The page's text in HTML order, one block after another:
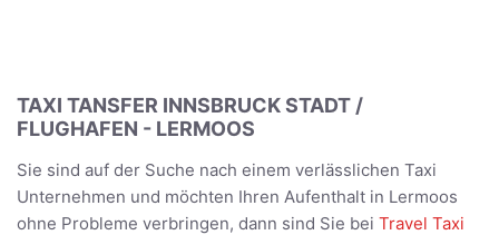
TAXI TANSFER INNSBRUCK STADT /
FLUGHAFEN - LERMOOS
Sie sind auf der Suche nach einem verlässlichen Taxi
Unternehmen und möchten Ihren Aufenthalt in Lermoos
ohne Probleme verbringen, dann sind Sie bei Travel Taxi